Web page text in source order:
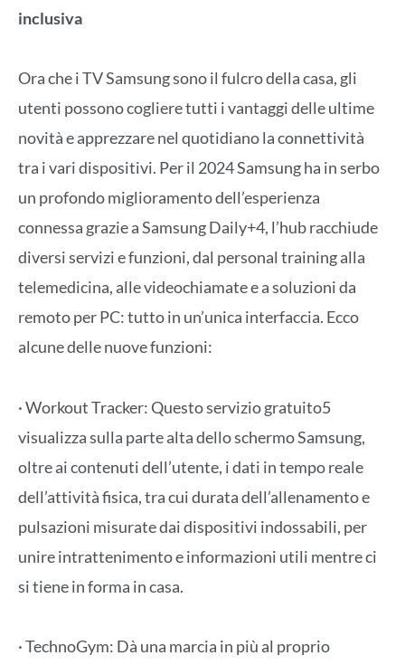
inclusiva
Ora che i TV Samsung sono il fulcro della casa, gli
utenti possono cogliere tutti i vantaggi delle ultime
novità e apprezzare nel quotidiano la connettività
tra i vari dispositivi. Per il 2024 Samsung ha in serbo
un profondo miglioramento dell’esperienza
connessa grazie a Samsung Daily+4, l’hub racchiude
diversi servizi e funzioni, dal personal training alla
telemedicina, alle videochiamate e a soluzioni da
remoto per PC: tutto in un’unica interfaccia. Ecco
alcune delle nuove funzioni:
· Workout Tracker: Questo servizio gratuito5
visualizza sulla parte alta dello schermo Samsung,
oltre ai contenuti dell’utente, i dati in tempo reale
dell’attività fisica, tra cui durata dell’allenamento e
pulsazioni misurate dai dispositivi indossabili, per
unire intrattenimento e informazioni utili mentre ci
si tiene in forma in casa.
· TechnoGym: Dà una marcia in più al proprio